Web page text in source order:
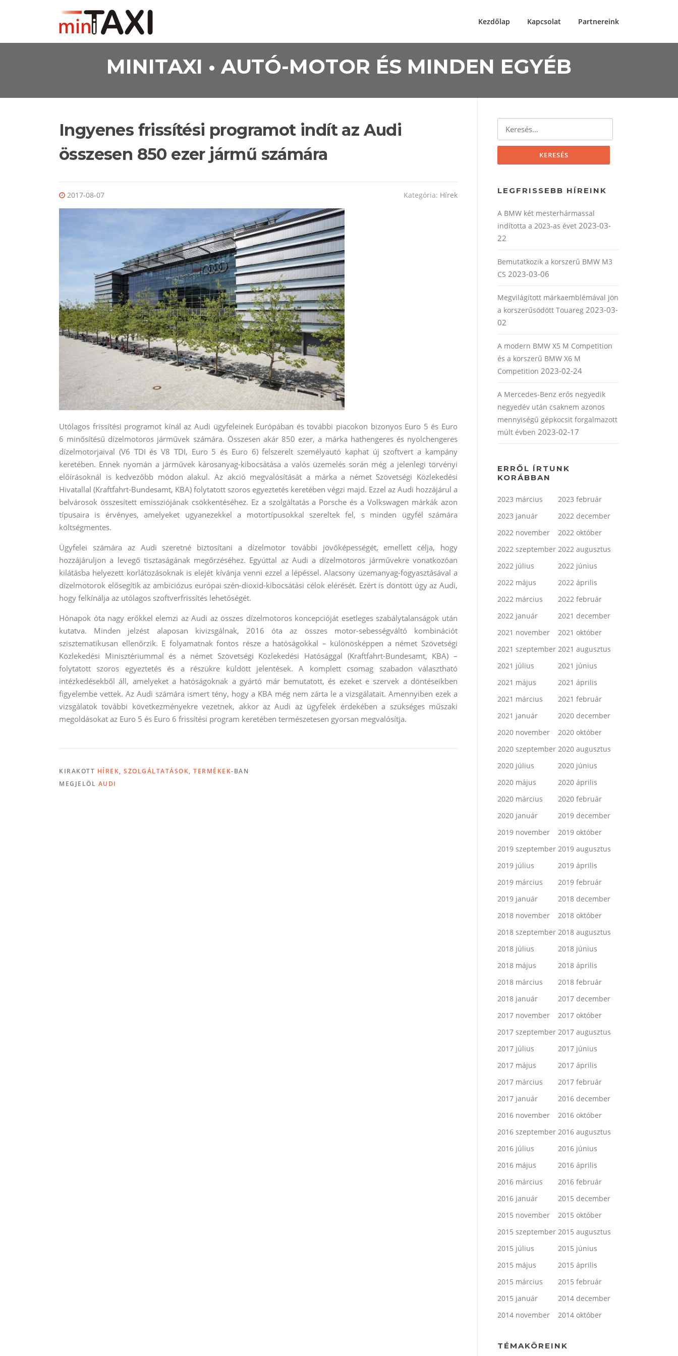
Kezdőlap Kapcsolat Partnereink
MINITAXI • AUTÓ-MOTOR ÉS MINDEN EGYÉB
Ingyenes frissítési programot indít az Audi
összesen 850 ezer jármű számára
2017-08-07 Kategória: Hírek
Utólagos frissítési programot kínál az Audi ügyfeleinek Európában és további piacokon bizonyos Euro 5 és Euro
6 minősítésű dízelmotoros járművek számára. Összesen akár 850 ezer, a márka hathengeres és nyolchengeres
dízelmotorjaival (V6 TDI és V8 TDI, Euro 5 és Euro 6) felszerelt személyautó kaphat új szoftvert a kampány
keretében. Ennek nyomán a járművek károsanyag-kibocsátása a valós üzemelés során még a jelenlegi törvényi
előírásoknál is kedvezőbb módon alakul. Az akció megvalósítását a márka a német Szövetségi Közlekedési
Hivatallal (Kraftfahrt-Bundesamt, KBA) folytatott szoros egyeztetés keretében végzi majd. Ezzel az Audi hozzájárul a
belvárosok összesített emissziójának csökkentéséhez. Ez a szolgáltatás a Porsche és a Volkswagen márkák azon
típusaira is érvényes, amelyeket ugyanezekkel a motortípusokkal szereltek fel, s minden ügyfél számára
költségmentes.
Ügyfelei számára az Audi szeretné biztosítani a dízelmotor további jövőképességét, emellett célja, hogy
hozzájáruljon a levegő tisztaságának megőrzéséhez. Egyúttal az Audi a dízelmotoros járművekre vonatkozóan
kilátásba helyezett korlátozásoknak is elejét kívánja venni ezzel a lépéssel. Alacsony üzemanyag-fogyasztásával a
dízelmotorok elősegítik az ambiciózus európai szén-dioxid-kibocsátási célok elérését. Ezért is döntött úgy az Audi,
hogy felkínálja az utólagos szoftverfrissítés lehetőségét.
Hónapok óta nagy erőkkel elemzi az Audi az összes dízelmotoros koncepcióját esetleges szabálytalanságok után
kutatva. Minden jelzést alaposan kivizsgálnak, 2016 óta az összes motor-sebességváltó kombinációt
szisztematikusan ellenőrzik. E folyamatnak fontos része a hatóságokkal – különösképpen a német Szövetségi
Közlekedési Minisztériummal és a német Szövetségi Közlekedési Hatósággal (Kraftfahrt-Bundesamt, KBA) –
folytatott szoros egyeztetés és a részükre küldött jelentések. A komplett csomag szabadon választható
intézkedésekből áll, amelyeket a hatóságoknak a gyártó már bemutatott, és ezeket e szervek a döntéseikben
figyelembe vettek. Az Audi számára ismert tény, hogy a KBA még nem zárta le a vizsgálatait. Amennyiben ezek a
vizsgálatok további következményekre vezetnek, akkor az Audi az ügyfelek érdekében a szükséges műszaki
megoldásokat az Euro 5 és Euro 6 frissítési program keretében természetesen gyorsan megvalósítja.
KIRAKOTT HÍREK, SZOLGÁLTATÁSOK, TERMÉKEK-BAN
MEGJELÖL AUDI
LEGFRISSEBB HÍREINK
A BMW két mesterhármassal
indította a 2023-as évet 2023-03-
22
Bemutatkozik a korszerű BMW M3
CS 2023-03-06
Megvilágított márkaemblémával jön
a korszerűsödött Touareg 2023-03-
02
A modern BMW X5 M Competition
és a korszerű BMW X6 M
Competition 2023-02-24
A Mercedes-Benz erős negyedik
negyedév után csaknem azonos
mennyiségű gépkocsit forgalmazott
múlt évben 2023-02-17
ERRŐL ÍRTUNK
KORÁBBAN
2023 március
2023 február
2023 január
2022 december
2022 november
2022 október
2022 szeptember 2022 augusztus
2022 július
2022 június
2022 május
2022 április
2022 március
2022 február
2022 január
2021 december
2021 november
2021 október
2021 szeptember 2021 augusztus
2021 július
2021 június
2021 május
2021 április
2021 március
2021 február
2021 január
2020 december
2020 november
2020 október
2020 szeptember 2020 augusztus
2020 július
2020 június
2020 május
2020 április
2020 március
2020 február
2020 január
2019 december
2019 november
2019 október
2019 szeptember 2019 augusztus
2019 július
2019 április
2019 március
2019 február
2019 január
2018 december
2018 november
2018 október
2018 szeptember 2018 augusztus
2018 július
2018 június
2018 május
2018 április
2018 március
2018 február
2018 január
2017 december
2017 november
2017 október
2017 szeptember 2017 augusztus
2017 július
2017 június
2017 május
2017 április
2017 március
2017 február
2017 január
2016 december
2016 november
2016 október
2016 szeptember 2016 augusztus
2016 július
2016 június
2016 május
2016 április
2016 március
2016 február
2016 január
2015 december
2015 november
2015 október
2015 szeptember 2015 augusztus
2015 július
2015 június
2015 május
2015 április
2015 március
2015 február
2015 január
2014 december
2014 november
2014 október
TÉMAKÖREINK